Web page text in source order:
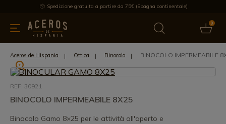
Spedizione gratuita a partire da 75€ (Spagna continentale)
0
cucina Offre Ultime notizie Venduti Marche
Aceros de Hispania Ottica Binocolo BINOCOLO IMPERMEABILE
REF: 30921
BINOCOLO IMPERMEABILE 8X25
Binocolo Gamo 8×25 per le attività all'aperto e